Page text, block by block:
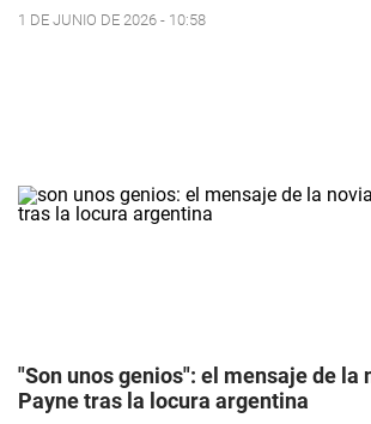
1 DE JUNIO DE 2026 - 10:58
"Son unos genios": el mensaje de la
Payne tras la locura argentina